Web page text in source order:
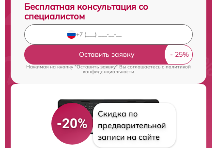
Бесплатная консультация со
специалистом
Оставить заявку
Нажимая на кнопку "Оставить заявку" Вы соглашаетесь cполитикой
конфиденциальности
-20%
Скидка по
предварительной
записи на сайте